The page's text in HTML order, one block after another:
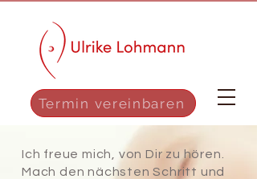
Termin vereinbaren
Ich freue mich, von Dir zu hören.
Mach den nächsten Schritt und